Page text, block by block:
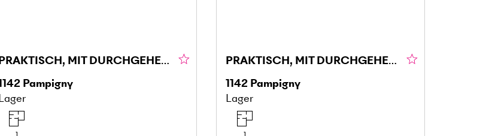
PRAKTISCH, MIT DURCHGEHENDEM ZUGANG (159)
Pampigny
PRAKTISCH, MIT DURCHGEHENDEM ZUGANG (157)
1142 Pampigny
Lager